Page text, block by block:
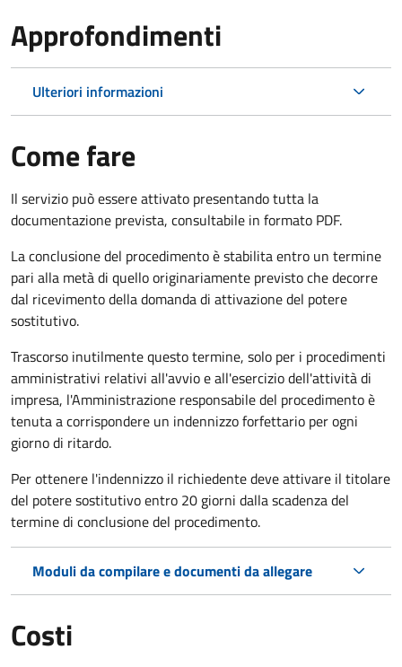
Approfondimenti
Ulteriori informazioni
Come fare
Il servizio può essere attivato presentando tutta la
documentazione prevista, consultabile in formato PDF.
La conclusione del procedimento è stabilita entro un termine
pari alla metà di quello originariamente previsto che decorre
dal ricevimento della domanda di attivazione del potere
sostitutivo.
Trascorso inutilmente questo termine, solo per i procedimenti
amministrativi relativi all'avvio e all'esercizio dell'attività di
impresa, l'Amministrazione responsabile del procedimento è
tenuta a corrispondere un indennizzo forfettario per ogni
giorno di ritardo.
Per ottenere l'indennizzo il richiedente deve attivare il titolare
del potere sostitutivo entro 20 giorni dalla scadenza del
termine di conclusione del procedimento.
Moduli da compilare e documenti da allegare
Costi